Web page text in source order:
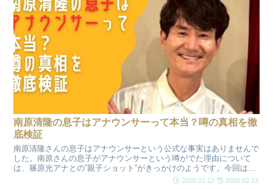
南原清隆の息子はアナウンサーって本当？噂の真相を徹
底検証
南原清隆さんの息子はアナウンサーという公式な事実はありませんで
した。南原さんの息子がアナウンサーという噂がでた理由について
は、篠原光アナとの”親子ショット”がきっかけのようです。今回は、
南原清隆さんの息子がアナウンサーだと言われた背景や、家族構成・
2026.02.12 2026.02.13